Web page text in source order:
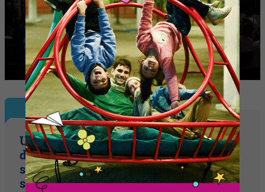
Nota Principal
Un paseo comercial en pleno corazón
del aeropuerto (licitan 11 locales, abren
sobres en agosto y adjudican en
setiembre)